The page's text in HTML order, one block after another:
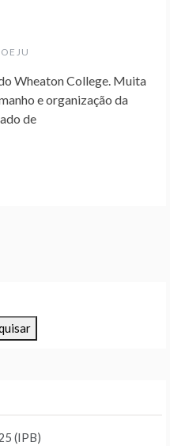
Wheaton College. Muita
e organização da
de
(IPB)